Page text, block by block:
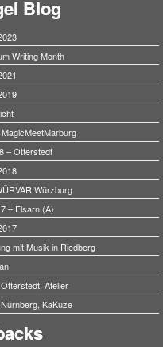
Blog
Writing Month
– Otterstedt
Würzburg
– Elsarn (A)
mit Musik in Riedberg
Atelier
KaKuze